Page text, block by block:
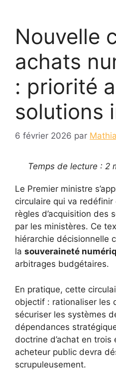
Nouvelle
achats
: priorité
solutions
6 février 2026 par
Temps de lecture : 2
Le Premier ministre
circulaire qui va
règles d’acquisition des
par les ministères. Ce
hiérarchie décisionnelle
la souveraineté
arbitrages budgétaires.
En pratique, cette
objectif : rationaliser les
sécuriser les systèmes
dépendances
doctrine d’achat en
acheteur public devra
scrupuleusement.